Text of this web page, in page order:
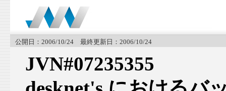
公開日：2006/10/24 最終更新日：2006/10/24
JVN#07235355